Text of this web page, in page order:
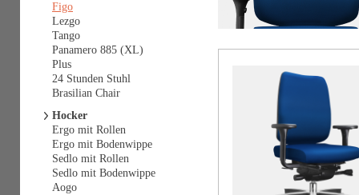
Figo
Lezgo
Tango
Panamero 885 (XL)
Plus
24 Stunden Stuhl
Brasilian Chair
Hocker
Ergo mit Rollen
Ergo mit Bodenwippe
Sedlo mit Rollen
Sedlo mit Bodenwippe
Aogo